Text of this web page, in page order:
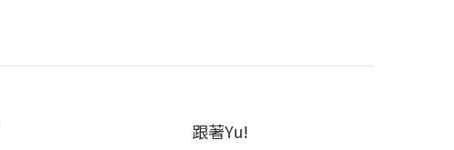
跟著Yu!